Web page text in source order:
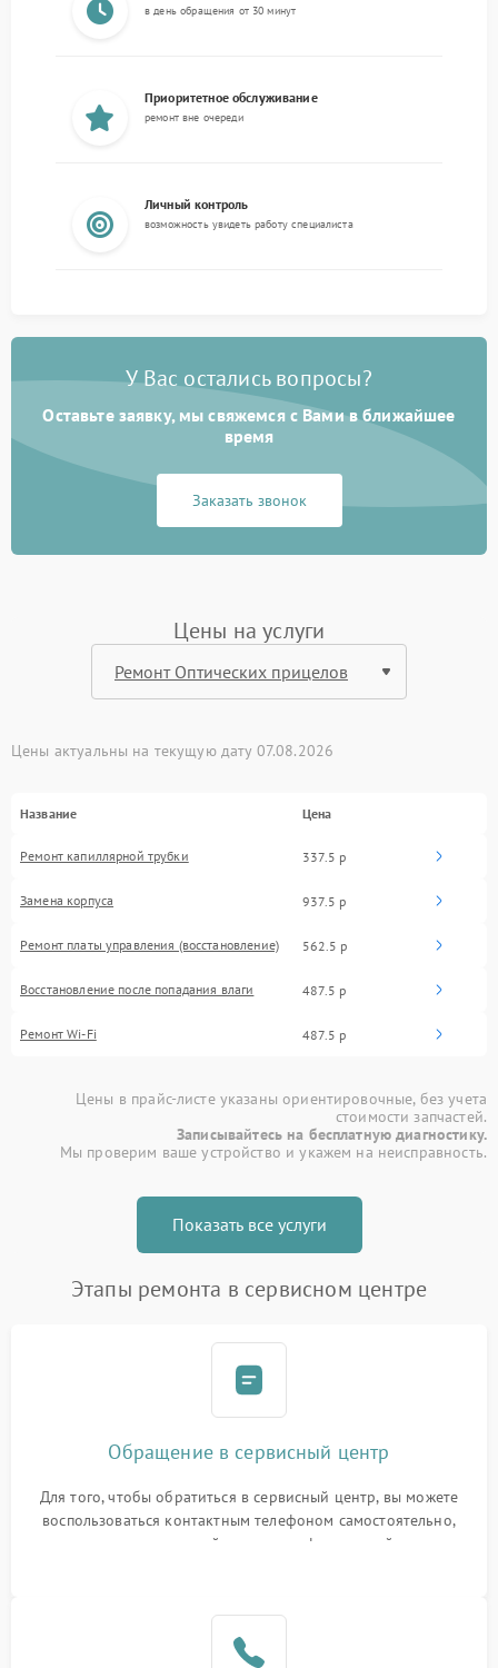
в день обращения от 30 минут
Приоритетное обслуживание
ремонт вне очереди
Личный контроль
возможность увидеть работу специалиста
У Вас остались вопросы?
Оставьте заявку, мы свяжемся с Вами в ближайшее
время
Заказать звонок
Цены на услуги
Цены актуальны на текущую дату 07.08.2026
Название Цена
Ремонт капиллярной трубки 337.5 р
Замена корпуса 937.5 р
Ремонт платы управления (восстановление) 562.5 р
Восстановление после попадания влаги 487.5 р
Ремонт Wi-Fi 487.5 р
Цены в прайс-листе указаны ориентировочные, без учета
стоимости запчастей.
Записывайтесь на бесплатную диагностику.
Мы проверим ваше устройство и укажем на неисправность.
Показать все услуги
Этапы ремонта в сервисном центре
Обращение в сервисный центр
Для того, чтобы обратиться в сервисный центр, вы можете
воспользоваться контактным телефоном самостоятельно,
или оставить свой номер телефона на сайте